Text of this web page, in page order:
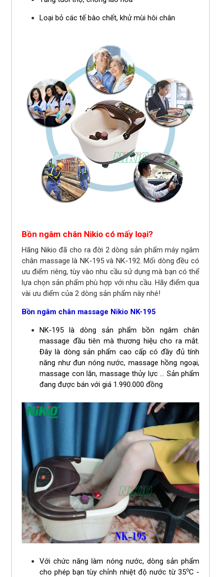
Loại bỏ các tế bào chết, khử mùi hôi chân
Bồn ngâm chân Nikio có mấy loại?
Hãng Nikio đã cho ra đời 2 dòng sản phẩm máy ngâm
chân massage là NK-195 và NK-192. Mổi dòng đều có
ưu điểm riêng, tùy vào nhu cầu sử dụng mà bạn có thể
lựa chọn sản phẩm phù hợp với nhu cầu. Hãy điểm qua
vài ưu điểm của 2 dòng sản phẩm này nhé!
Bồn ngâm chân massage Nikio NK-195
NK-195 là dòng sản phẩm bồn ngâm chân
massage đầu tiên mà thương hiệu cho ra mắt.
Đây là dòng sản phẩm cao cấp có đầy đủ tính
năng như đun nóng nước, massage hồng ngoại,
massage con lăn, massage thủy lực … Sản phẩm
đang được bán với giá 1.990.000 đồng
Với chức năng làm nóng nước, dòng sản phẩm
cho phép bạn tùy chỉnh nhiệt độ nước từ 35oC -